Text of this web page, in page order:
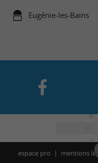
Eugénie-les-Bains
espace pro mentions